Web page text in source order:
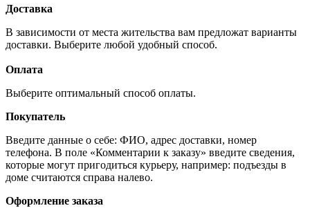
Доставка
В зависимости от места жительства вам предложат варианты
доставки. Выберите любой удобный способ.
Оплата
Выберите оптимальный способ оплаты.
Покупатель
Введите данные о себе: ФИО, адрес доставки, номер
телефона. В поле «Комментарии к заказу» введите сведения,
которые могут пригодиться курьеру, например: подъезды в
доме считаются справа налево.
Оформление заказа